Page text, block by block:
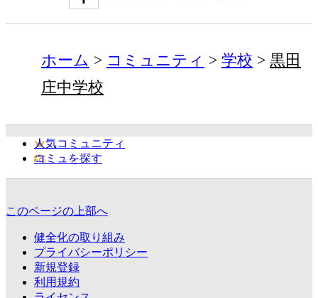
ホーム コミュニティ 学校
黒田
庄中学校
人気コミュニティ
コミュを探す
このページの上部へ
健全化の取り組み
プライバシーポリシー
新規登録
利用規約